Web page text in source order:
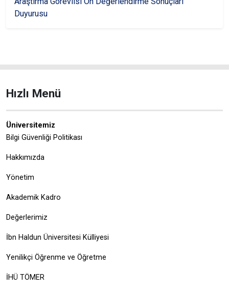
Duyurusu
Hızlı Menü
Üniversitemiz
Bilgi Güvenliği Politikası
Hakkımızda
Yönetim
Akademik Kadro
Değerlerimiz
İbn Haldun Üniversitesi Külliyesi
Yenilikçi Öğrenme ve Öğretme
İHÜ TÖMER